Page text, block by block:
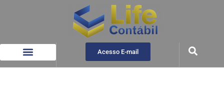
Acesso E-mail